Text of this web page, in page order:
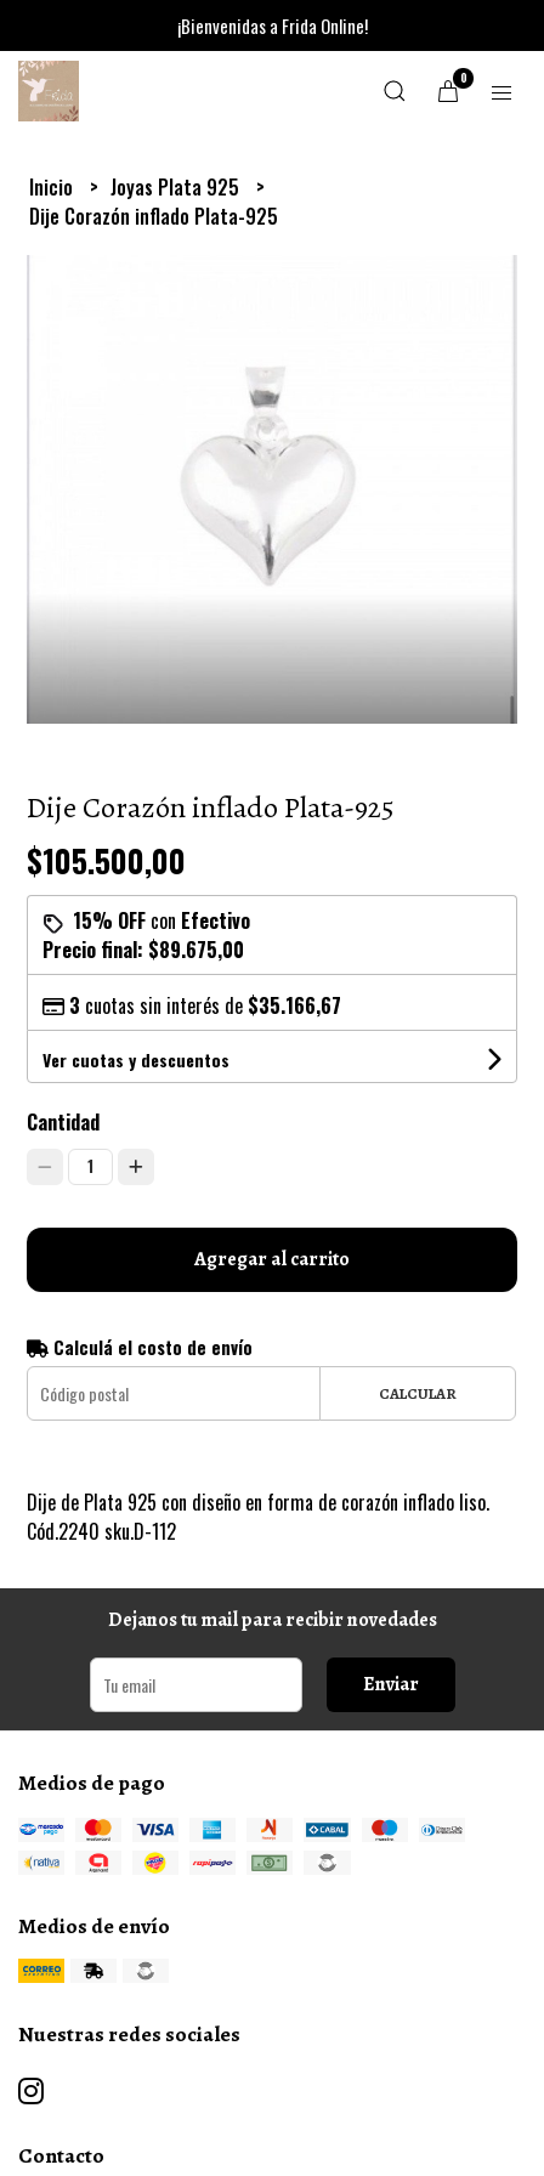
¡Bienvenidas a Frida Online!
0
Inicio
Joyas Plata 925
Dije Corazón inflado Plata-925
Dije Corazón inflado Plata-925
$105.500,00
15% OFF con Efectivo
Precio final: $89.675,00
3 cuotas sin interés de $35.166,67
Ver cuotas y descuentos
Cantidad
1
Agregar al carrito
Calculá el costo de envío
CALCULAR
Dije de Plata 925 con diseño en forma de corazón inflado liso.
Cód.2240 sku.D-112
Dejanos tu mail para recibir novedades
Enviar
Medios de pago
Medios de envío
Nuestras redes sociales
Contacto